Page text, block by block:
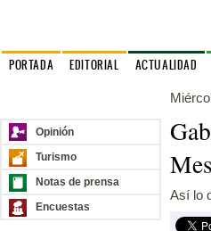
PORTADA EDITORIAL ACTUALIDAD
Opinión
Turismo
Notas de prensa
Encuestas
Así lo